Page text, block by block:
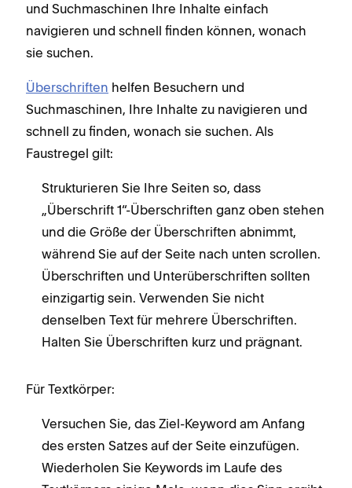
und Suchmaschinen Ihre Inhalte einfach
navigieren und schnell finden können, wonach
sie suchen.
Überschriften helfen Besuchern und
Suchmaschinen, Ihre Inhalte zu navigieren und
schnell zu finden, wonach sie suchen. Als
Faustregel gilt:
Strukturieren Sie Ihre Seiten so, dass
„Überschrift 1“-Überschriften ganz oben stehen
und die Größe der Überschriften abnimmt,
während Sie auf der Seite nach unten scrollen.
Überschriften und Unterüberschriften sollten
einzigartig sein. Verwenden Sie nicht
denselben Text für mehrere Überschriften.
Halten Sie Überschriften kurz und prägnant.
Für Textkörper:
Versuchen Sie, das Ziel-Keyword am Anfang
des ersten Satzes auf der Seite einzufügen.
Wiederholen Sie Keywords im Laufe des